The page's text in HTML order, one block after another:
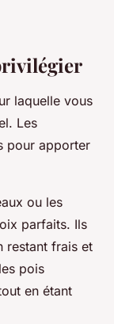
laquelle vous
Les
pour apporter
ou les
parfaits. Ils
restant frais et
pois
en étant